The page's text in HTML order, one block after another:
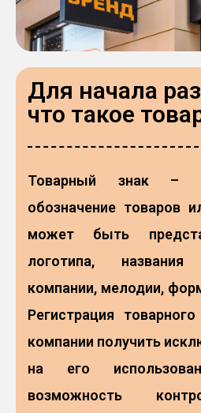
Для начала
что такое
Товарный знак –
обозначение товаров
может быть
логотипа,
компании, мелодии,
Регистрация
компании получить
на его
возможность